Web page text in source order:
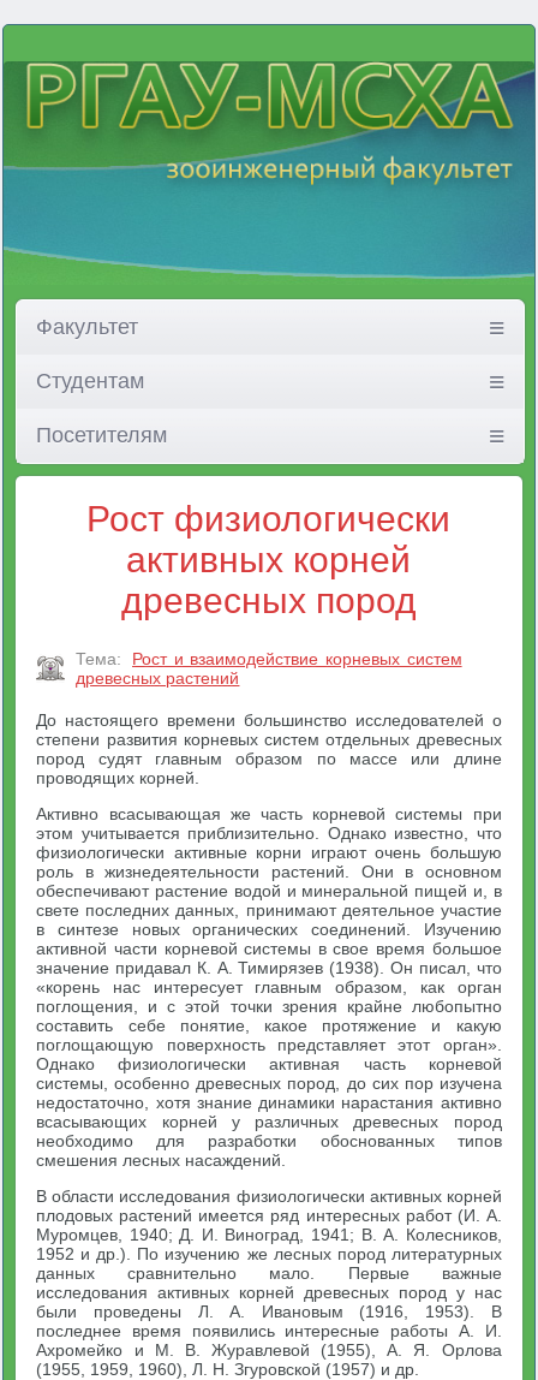
Факультет
Студентам
Посетителям
Рост физиологически
активных корней
древесных пород
Тема:
Рост и взаимодействие корневых систем
древесных растений
До настоящего времени большинство исследователей о
степени развития корневых систем отдельных древесных
пород судят главным образом по массе или длине
проводящих корней.
Активно всасывающая же часть корневой системы при
этом учитывается приблизительно. Однако известно, что
физиологически активные корни играют очень большую
роль в жизнедеятельности растений. Они в основном
обеспечивают растение водой и минеральной пищей и, в
свете последних данных, принимают деятельное участие
в синтезе новых органических соединений. Изучению
активной части корневой системы в свое время большое
значение придавал К. А. Тимирязев (1938). Он писал, что
«корень нас интересует главным образом, как орган
поглощения, и с этой точки зрения крайне любопытно
составить себе понятие, какое протяжение и какую
поглощающую поверхность представляет этот орган».
Однако физиологически активная часть корневой
системы, особенно древесных пород, до сих пор изучена
недостаточно, хотя знание динамики нарастания активно
всасывающих корней у различных древесных пород
необходимо для разработки обоснованных типов
смешения лесных насаждений.
В области исследования физиологически активных корней
плодовых растений имеется ряд интересных работ (И. А.
Муромцев, 1940; Д. И. Виноград, 1941; В. А. Колесников,
1952 и др.). По изучению же лесных пород литературных
данных сравнительно мало. Первые важные
исследования активных корней древесных пород у нас
были проведены Л. А. Ивановым (1916, 1953). В
последнее время появились интересные работы А. И.
Ахромейко и М. В. Журавлевой (1955), А. Я. Орлова
(1955, 1959, 1960), Л. Н. Згуровской (1957) и др.